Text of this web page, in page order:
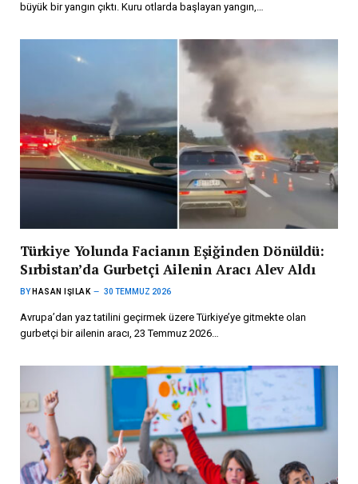
büyük bir yangın çıktı. Kuru otlarda başlayan yangın,…
Türkiye Yolunda Facianın Eşiğinden Dönüldü:
Sırbistan’da Gurbetçi Ailenin Aracı Alev Aldı
BY HASAN IŞILAK 30 TEMMUZ 2026
Avrupa’dan yaz tatilini geçirmek üzere Türkiye’ye gitmekte olan
gurbetçi bir ailenin aracı, 23 Temmuz 2026…